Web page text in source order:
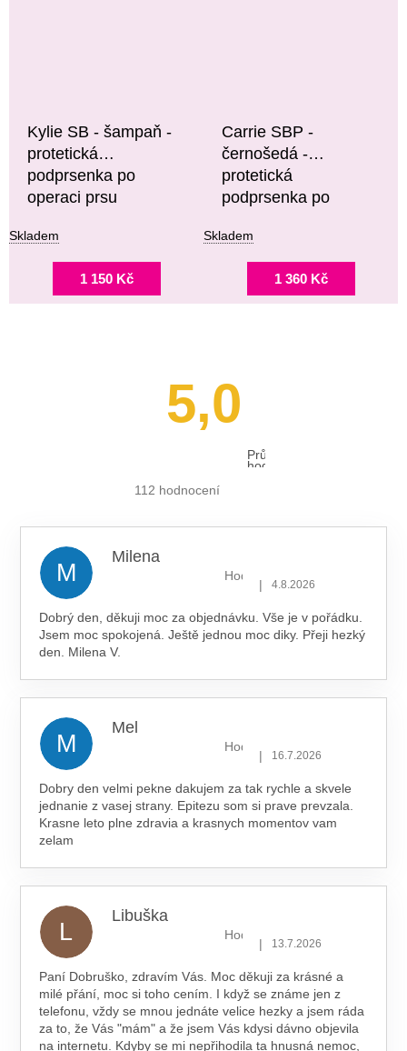
Kylie SB - šampaň -
protetická
podprsenka po
operaci prsu
Skladem
1 150 Kč
Carrie SBP -
černošedá -
protetická
podprsenka po
Skladem
1 360 Kč
5,0
Průměrné
hodnocení
112 hodnocení
M
Milena
Hodnocení obchodu je 5 z 5
| 4.8.2026
Dobrý den, děkuji moc za objednávku. Vše je v pořádku.
Jsem moc spokojená. Ještě jednou moc diky. Přeji hezký
den. Milena V.
M
Mel
Hodnocení obchodu je 5 z 5
| 16.7.2026
Dobry den velmi pekne dakujem za tak rychle a skvele
jednanie z vasej strany. Epitezu som si prave prevzala.
Krasne leto plne zdravia a krasnych momentov vam
zelam
L
Libuška
Hodnocení obchodu je 5 z 5
| 13.7.2026
Paní Dobruško, zdravím Vás. Moc děkuji za krásné a
milé přání, moc si toho cením. I když se známe jen z
telefonu, vždy se mnou jednáte velice hezky a jsem ráda
za to, že Vás "mám" a že jsem Vás kdysi dávno objevila
na internetu. Kdyby se mi nepřihodila ta hnusná nemoc,